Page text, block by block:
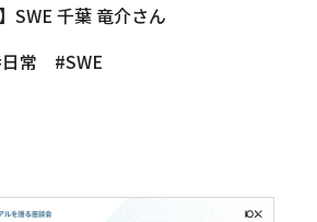
SWE 千葉 竜介さん
日常 SWE